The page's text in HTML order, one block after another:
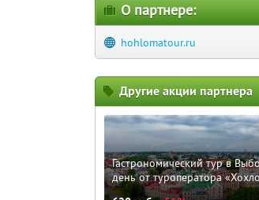
О партнере:
hohlomatour.ru
Другие акции партнера
Гастрономический тур в
день от туроператора